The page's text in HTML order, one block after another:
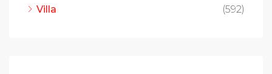
Villa
(592)